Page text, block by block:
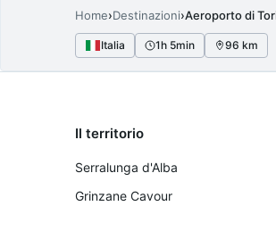
Home›Destinazioni›Aeroporto di
Italia 1h 5min 96 km
Il territorio
Serralunga d'Alba
Grinzane Cavour